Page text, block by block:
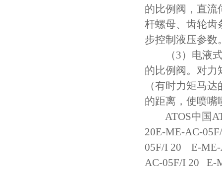
的比例阀，直流
杆螺母、齿轮齿
步控制液压参数
（3）电液式
的比例阀。对力
（有时力矩马
的距离，使喷嘴
ATOS中国
20E-ME-AC-
05F/I 20 E-ME-
AC-05F/I 20 E-